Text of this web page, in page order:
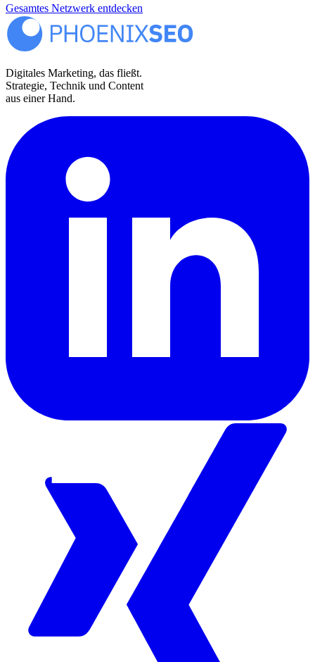
Gesamtes Netzwerk entdecken
Digitales Marketing, das fließt.
Strategie, Technik und Content
aus einer Hand.